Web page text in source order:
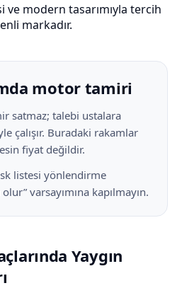
ve modern tasarımıyla tercih
markadır.
motor tamiri
satmaz; talebi ustalara
çalışır. Buradaki rakamlar
fiyat değildir.
listesi yönlendirme
varsayımına kapılmayın.
Yaygın